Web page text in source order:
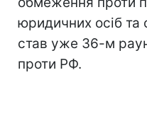
юридичних осіб та
став уже 36-м
проти РФ.